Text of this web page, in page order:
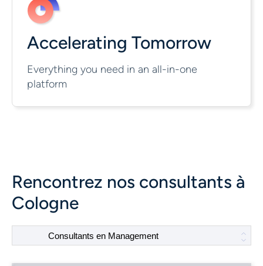
Accelerating Tomorrow
Everything you need in an all-in-one
platform
Rencontrez nos consultants à
Cologne
Consultants en Management